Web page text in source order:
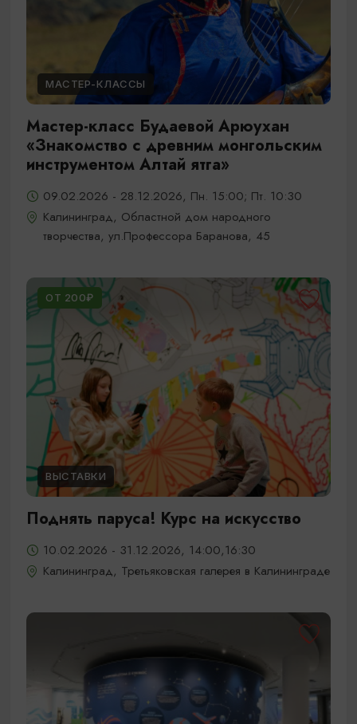
МАСТЕР-КЛАССЫ
Мастер-класс Будаевой Арюухан
«Знакомство с древним монгольским
инструментом Алтай ятга»
09.02.2026 - 28.12.2026, Пн. 15:00; Пт. 10:30
Калининград, Областной дом народного
творчества, ул.Профессора Баранова, 45
ОТ 200₽
ВЫСТАВКИ
Поднять паруса! Курс на искусство
10.02.2026 - 31.12.2026, 14:00,16:30
Калининград, Третьяковская галерея в Калининграде